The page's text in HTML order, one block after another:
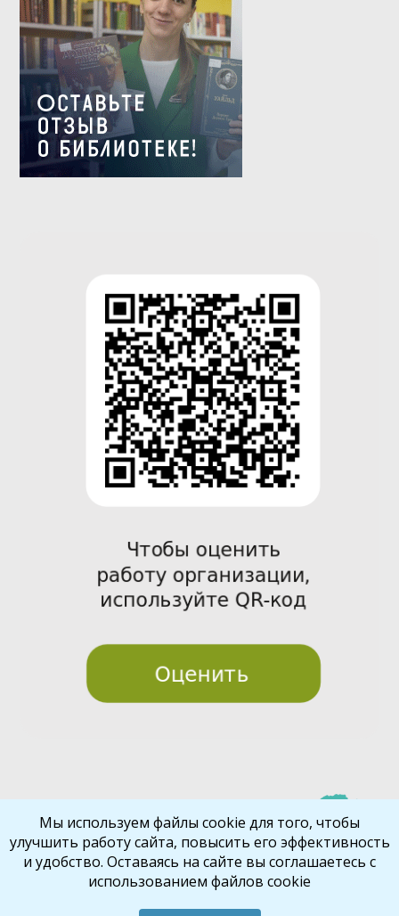
vio
t
Библиокрай© 2026
Мы используем файлы cookie для того, чтобы
улучшить работу сайта, повысить его эффективность
и удобство. Оставаясь на сайте вы соглашаетесь с
использованием файлов cookie